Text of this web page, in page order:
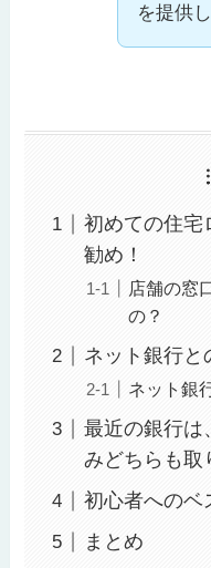
を提供
初めての住宅
勧め！
店舗の窓
の？
ネット銀行と
ネット銀
最近の銀行は
みどちらも取
初心者へのベ
まとめ